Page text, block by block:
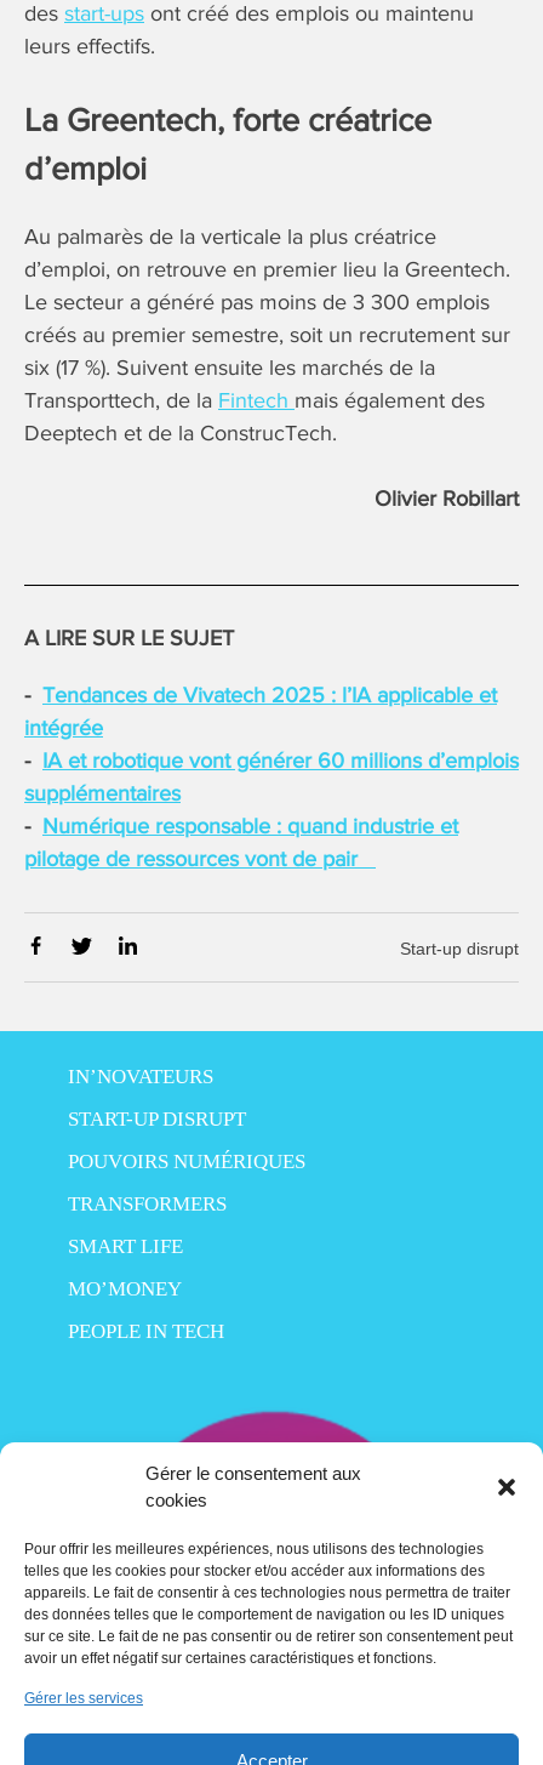
Gérer le consentement aux
cookies
Pour offrir les meilleures expériences, nous utilisons des technologies
telles que les cookies pour stocker et/ou accéder aux informations des
appareils. Le fait de consentir à ces technologies nous permettra de traiter
des données telles que le comportement de navigation ou les ID uniques
sur ce site. Le fait de ne pas consentir ou de retirer son consentement peut
avoir un effet négatif sur certaines caractéristiques et fonctions.
Gérer les services
Accepter
des start-ups ont créé des emplois ou maintenu
leurs effectifs.
La Greentech, forte créatrice
d’emploi
Au palmarès de la verticale la plus créatrice
d’emploi, on retrouve en premier lieu la Greentech.
Le secteur a généré pas moins de 3 300 emplois
créés au premier semestre, soit un recrutement sur
six (17 %). Suivent ensuite les marchés de la
Transporttech, de la Fintech mais également des
Deeptech et de la ConstrucTech.
Olivier Robillart
A LIRE SUR LE SUJET
Tendances de Vivatech 2025 : l’IA applicable et
intégrée
IA et robotique vont générer 60 millions d’emplois
supplémentaires
Numérique responsable : quand industrie et
pilotage de ressources vont de pair
Start-up disrupt
IN’NOVATEURS
START-UP DISRUPT
POUVOIRS NUMÉRIQUES
TRANSFORMERS
SMART LIFE
MO’MONEY
PEOPLE IN TECH